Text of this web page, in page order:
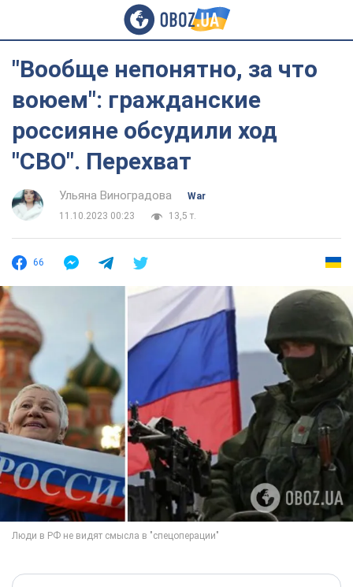
"Вообще непонятно, за что
воюем": гражданские
россияне обсудили ход
"СВО". Перехват
Ульяна Виноградова
War
11.10.2023 00:23
13,5 т.
66